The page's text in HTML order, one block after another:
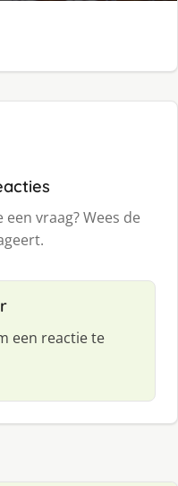
vraag? Wees de
een reactie te